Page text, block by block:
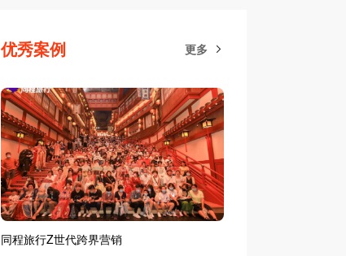
优秀案例 更多
同程旅行Z世代跨界营销